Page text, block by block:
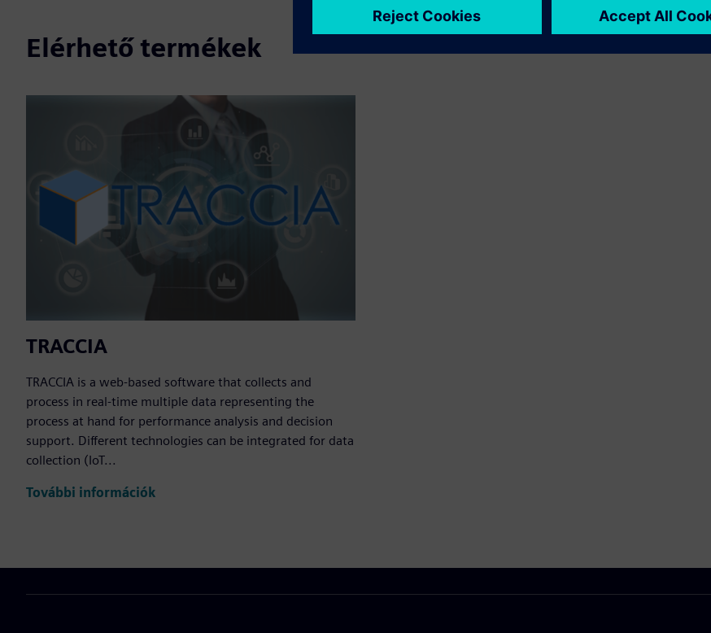
Elérhető termékek
TRACCIA
TRACCIA is a web-based software that collects and
process in real-time multiple data representing the
process at hand for performance analysis and decision
support. Different technologies can be integrated for data
collection (IoT...
További információk